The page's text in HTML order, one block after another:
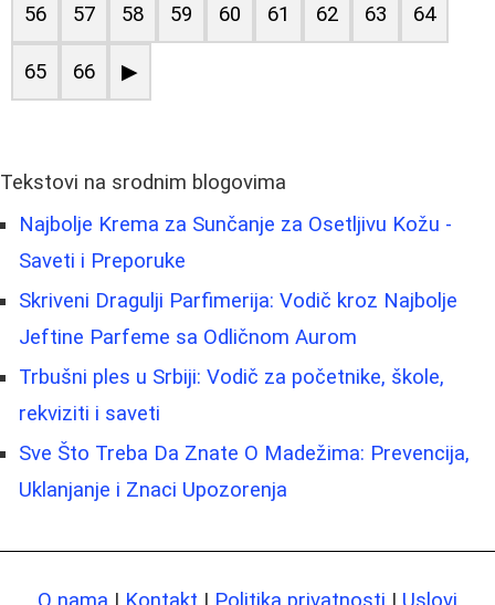
56 57 58 59 60 61 62 63 64
65 66 ▶
Tekstovi na srodnim blogovima
Najbolje Krema za Sunčanje za Osetljivu Kožu -
Saveti i Preporuke
Skriveni Dragulji Parfimerija: Vodič kroz Najbolje
Jeftine Parfeme sa Odličnom Aurom
Trbušni ples u Srbiji: Vodič za početnike, škole,
rekviziti i saveti
Sve Što Treba Da Znate O Madežima: Prevencija,
Uklanjanje i Znaci Upozorenja